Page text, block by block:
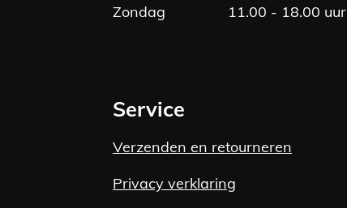
Zondag
11.00 - 18.00 uur
Service
Verzenden en retourneren
Privacy verklaring